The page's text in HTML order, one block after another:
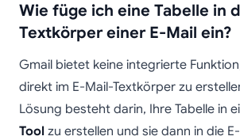
Wie füge ich eine Tabelle in
Textkörper einer E-Mail ein?
Gmail bietet keine integrierte
direkt im E-Mail-Textkörper zu
Lösung besteht darin, Ihre Tabelle in
Tool zu erstellen und sie dann in die